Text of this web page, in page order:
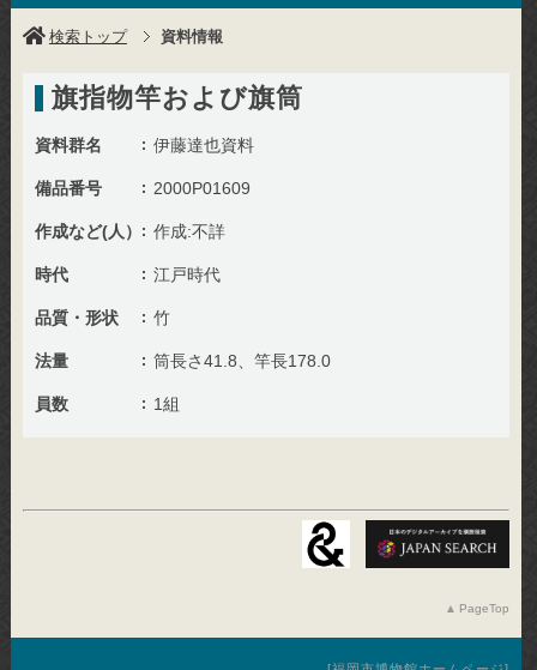
検索トップ 資料情報
旗指物竿および旗筒
資料群名 伊藤達也資料
備品番号 2000P01609
作成など(人） 作成:不詳
時代 江戸時代
品質・形状 竹
法量 筒長さ41.8、竿長178.0
員数 1組
PageTop